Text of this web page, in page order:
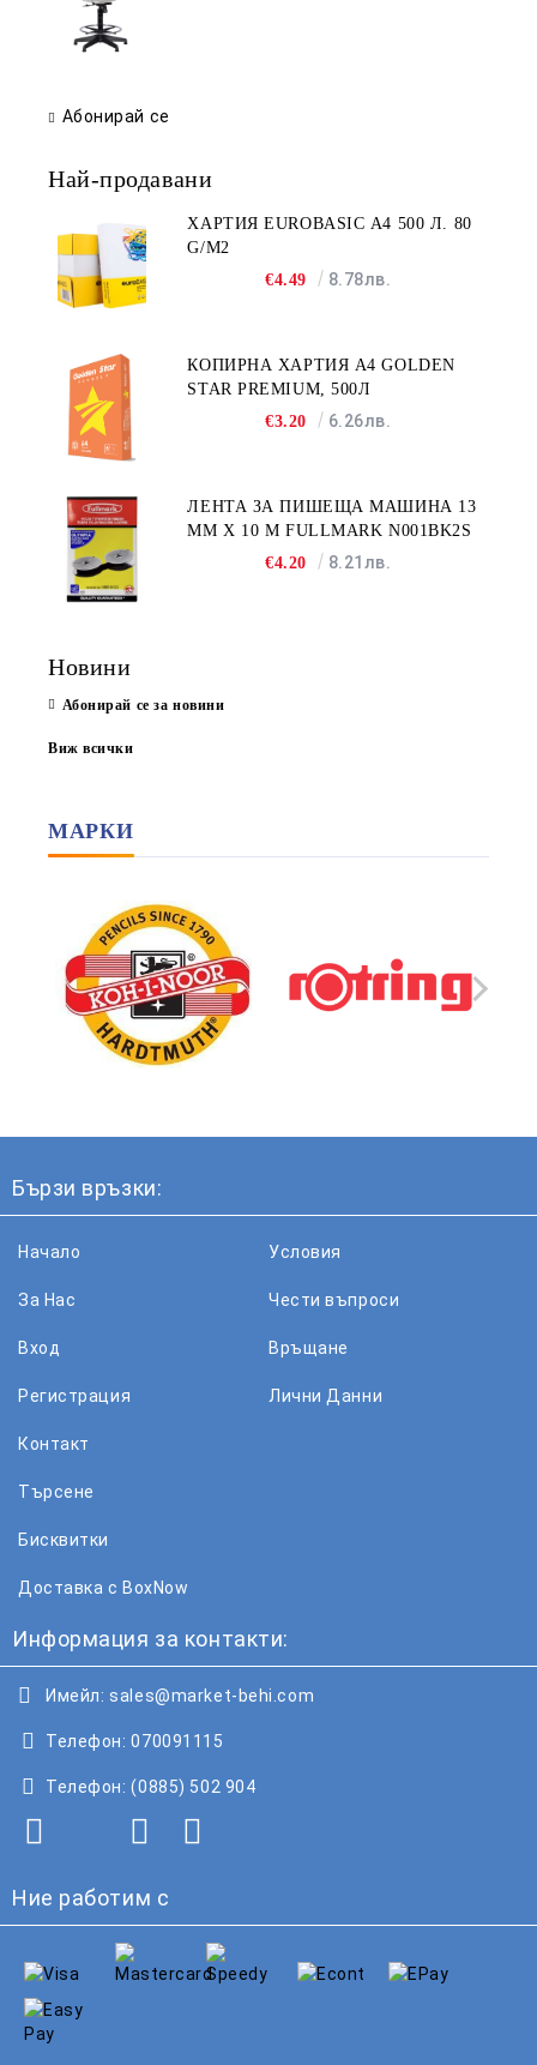
Абонирай се
Най-продавани
ХАРТИЯ EUROBASIC А4 500 Л. 80
G/M2
€4.49
8.78лв.
КОПИРНА ХАРТИЯ A4 GOLDEN
STAR PREMIUM, 500Л
€3.20
6.26лв.
ЛЕНТА ЗА ПИШЕЩА МАШИНА 13
MM X 10 M FULLMARK N001BK2S
€4.20
8.21лв.
Новини
Абонирай се за новини
Виж всички
МАРКИ
Бързи връзки:
Начало
За Нас
Вход
Регистрация
Условия
Чести въпроси
Връщане
Лични Данни
Контакт
Търсене
Бисквитки
Доставка с BoxNow
Информация за контакти:
Имейл: sales@market-behi.com
Телефон: 070091115
Телефон: (0885) 502 904
Ние работим с